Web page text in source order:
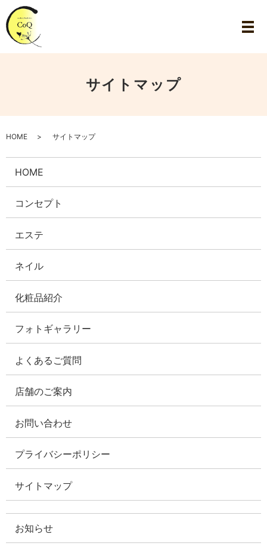
サイトマップ
HOME サイトマップ
HOME
コンセプト
エステ
ネイル
化粧品紹介
フォトギャラリー
よくあるご質問
店舗のご案内
お問い合わせ
プライバシーポリシー
サイトマップ
お知らせ